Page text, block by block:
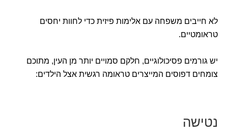
לא חייבים משפחה עם אלימות פיזית כדי לחוות יחסים
טראומטיים.
יש גורמים פסיכולוגיים, חלקם סמויים יותר מן העין, מתוכם
צומחים דפוסים המייצרים טראומה רגשית אצל הילדים:
נטישה